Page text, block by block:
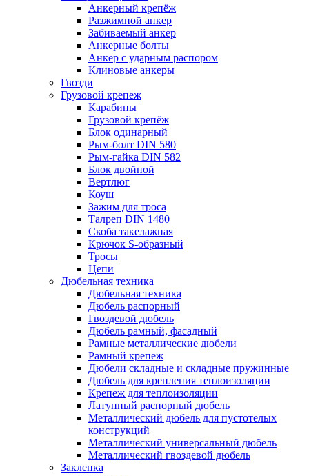
Анкерный крепёж
Разжимной анкер
Забиваемый анкер
Анкерные болты
Анкер с ударным распором
Клиновые анкеры
Гвозди
Грузовой крепеж
Карабины
Грузовой крепёж
Блок одинарный
Рым-болт DIN 580
Рым-гайка DIN 582
Блок двойной
Вертлюг
Коуш
Зажим для троса
Талреп DIN 1480
Скоба такелажная
Крючок S-образный
Тросы
Цепи
Дюбельная техника
Дюбельная техника
Дюбель распорный
Гвоздевой дюбель
Дюбель рамный, фасадный
Рамные металлические дюбели
Рамный крепеж
Дюбели складные и складные пружинные
Дюбель для крепления теплоизоляции
Крепеж для теплоизоляции
Латунный распорный дюбель
Металлический дюбель для пустотелых
конструкций
Металлический универсальный дюбель
Металлический гвоздевой дюбель
Заклепка